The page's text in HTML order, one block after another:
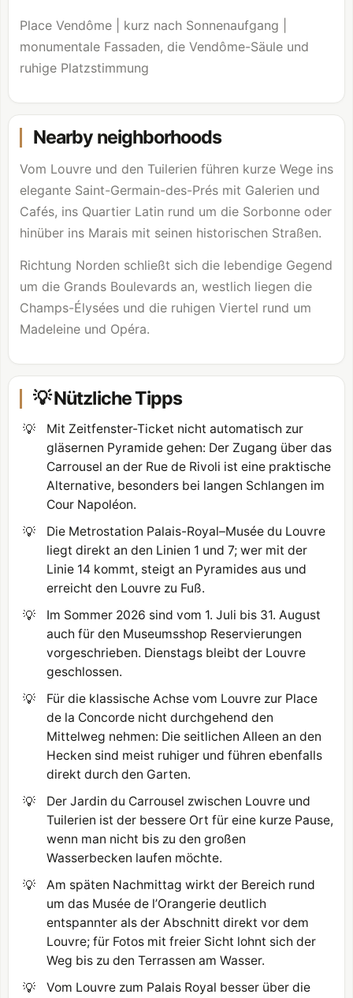
Place Vendôme | kurz nach Sonnenaufgang |
monumentale Fassaden, die Vendôme-Säule und
ruhige Platzstimmung
Nearby neighborhoods
Vom Louvre und den Tuilerien führen kurze Wege ins
elegante Saint-Germain-des-Prés mit Galerien und
Cafés, ins Quartier Latin rund um die Sorbonne oder
hinüber ins Marais mit seinen historischen Straßen.
Richtung Norden schließt sich die lebendige Gegend
um die Grands Boulevards an, westlich liegen die
Champs-Élysées und die ruhigen Viertel rund um
Madeleine und Opéra.
💡 Nützliche Tipps
💡
Mit Zeitfenster-Ticket nicht automatisch zur
gläsernen Pyramide gehen: Der Zugang über das
Carrousel an der Rue de Rivoli ist eine praktische
Alternative, besonders bei langen Schlangen im
Cour Napoléon.
💡
Die Metrostation Palais-Royal–Musée du Louvre
liegt direkt an den Linien 1 und 7; wer mit der
Linie 14 kommt, steigt an Pyramides aus und
erreicht den Louvre zu Fuß.
💡
Im Sommer 2026 sind vom 1. Juli bis 31. August
auch für den Museumsshop Reservierungen
vorgeschrieben. Dienstags bleibt der Louvre
geschlossen.
💡
Für die klassische Achse vom Louvre zur Place
de la Concorde nicht durchgehend den
Mittelweg nehmen: Die seitlichen Alleen an den
Hecken sind meist ruhiger und führen ebenfalls
direkt durch den Garten.
💡
Der Jardin du Carrousel zwischen Louvre und
Tuilerien ist der bessere Ort für eine kurze Pause,
wenn man nicht bis zu den großen
Wasserbecken laufen möchte.
💡
Am späten Nachmittag wirkt der Bereich rund
um das Musée de l’Orangerie deutlich
entspannter als der Abschnitt direkt vor dem
Louvre; für Fotos mit freier Sicht lohnt sich der
Weg bis zu den Terrassen am Wasser.
💡
Vom Louvre zum Palais Royal besser über die